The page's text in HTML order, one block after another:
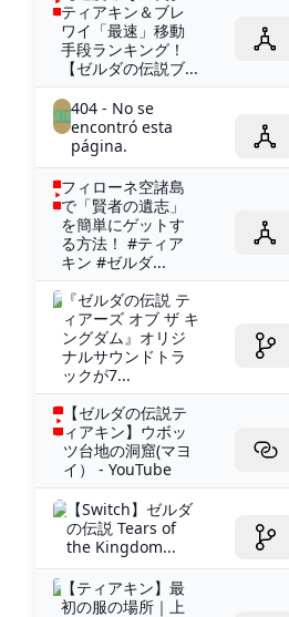
ティアキン＆ブレ
ワイ「最速」移動
手段ランキング！
【ゼルダの伝説ブ...
404 - No se
encontró esta
página.
フィローネ空諸島
で「賢者の遺志」
を簡単にゲットす
る方法！ #ティア
キン #ゼルダ...
『ゼルダの伝説 テ
ィアーズ オブ ザ キ
ングダム』オリジ
ナルサウンドトラ
ックが7...
【ゼルダの伝説テ
ィアキン】ウボッ
ツ台地の洞窟(マヨ
イ） - YouTube
【Switch】ゼルダ
の伝説 Tears of
the Kingdom...
【ティアキン】最
初の服の場所｜上